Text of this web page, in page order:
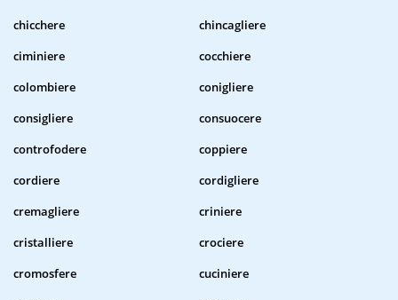
chicchere
chincagliere
ciminiere
cocchiere
colombiere
conigliere
consigliere
consuocere
controfodere
coppiere
cordiere
cordigliere
cremagliere
criniere
cristalliere
crociere
cromosfere
cuciniere